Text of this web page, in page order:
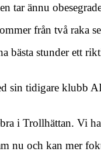
tar ännu
från två raka
bästa stunder ett
sin tidigare klubb
i Trollhättan. Vi
nu och kan mer